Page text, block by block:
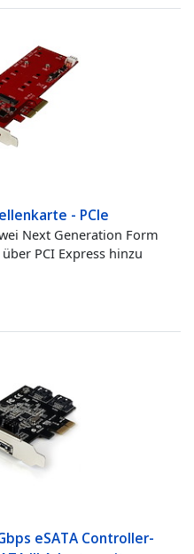
- PCIe
Next Generation Form
über PCI Express hinzu
eSATA Controller-